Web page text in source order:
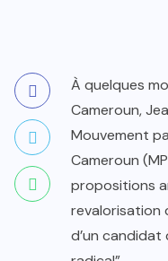
À quelques
Cameroun,
Mouvement
Cameroun
propositions
revalorisation
d’un candidat